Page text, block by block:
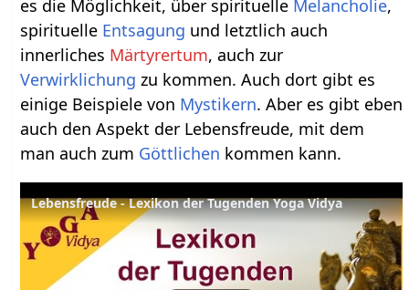
es die Möglichkeit, über spirituelle Melancholie,
spirituelle Entsagung und letztlich auch
innerliches Märtyrertum, auch zur
Verwirklichung zu kommen. Auch dort gibt es
einige Beispiele von Mystikern. Aber es gibt eben
auch den Aspekt der Lebensfreude, mit dem
man auch zum Göttlichen kommen kann.
Lebensfreude - Lexikon der Tugenden Yoga Vidya